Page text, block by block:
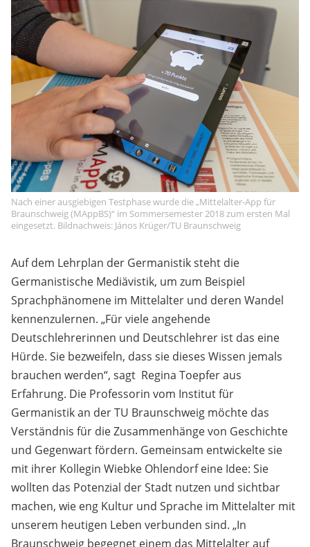
Nach einer ausgiebigen Testphase wurde die „Mittelalter-App für
Braunschweig (MAppBS)“ im Sommersemester 2018 zum ersten Mal
eingesetzt. Bildnachweis: János Krüger/TU Braunschweig
Auf dem Lehrplan der Germanistik steht die
Germanistische Mediävistik, um zum Beispiel
Sprachphänomene im Mittelalter und deren Wandel
kennenzulernen. „Für viele angehende
Deutschlehrerinnen und Deutschlehrer ist das eine
Hürde. Sie bezweifeln, dass sie dieses Wissen jemals
brauchen werden“, sagt Regina Toepfer aus
Erfahrung. Die Professorin vom Institut für
Germanistik an der TU Braunschweig möchte das
Verständnis für die Zusammenhänge von Geschichte
und Gegenwart fördern. Gemeinsam entwickelte sie
mit ihrer Kollegin Wiebke Ohlendorf eine Idee: Sie
wollten das Potenzial der Stadt nutzen und sichtbar
machen, wie eng Kultur und Sprache im Mittelalter mit
unserem heutigen Leben verbunden sind. „In
Braunschweig begegnet einem das Mittelalter auf